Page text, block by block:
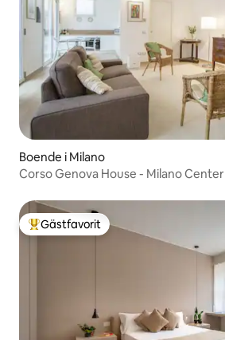
Boende i Milano
Corso Genova House - Milano Center
Populär gästfavorit
Gästfavorit